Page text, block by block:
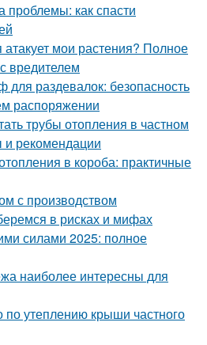
проблемы: как спасти
атакует мои растения? Полное
вредителем
для раздевалок: безопасность
распоряжении
трубы отопления в частном
рекомендации
в короба: практичные
с производством
в рисках и мифах
силами 2025: полное
наиболее интересны для
по утеплению крыши частного